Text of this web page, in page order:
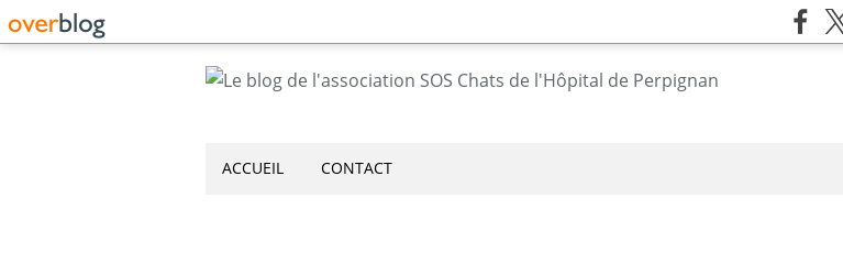
ACCUEIL CONTACT